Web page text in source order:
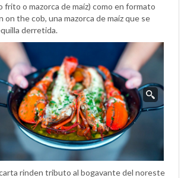
o mazorca de maíz) como en formato
the cob, una mazorca de maíz que se
derretida.
rinden tributo al bogavante del noreste